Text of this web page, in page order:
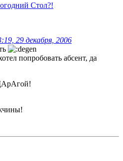
Стол?!
29 декабря, 2006
попробовать абсент, да